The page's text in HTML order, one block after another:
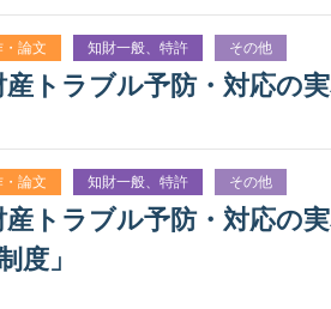
・論文 知財一般、特許 その他
トラブル予防・対応の
・論文 知財一般、特許 その他
トラブル予防・対応の
度」